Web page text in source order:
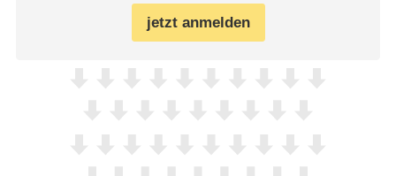
jetzt anmelden